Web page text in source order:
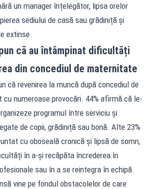
un manager înțelegător, lipsa orelor
sediului de casă sau grădiniță și
extinse.
că au întâmpinat dificultăți
din concediul de maternitate
că revenirea la muncă după concediul de
numeroase provocări. 44% afirmă că le-
programul între serviciu și
de copii, grădiniță sau bonă. Alte 23%
cu oboseală cronică și lipsă de somn,
în a-și recăpăta încrederea în
sau în a se reintegra în echipă.
vine pe fondul obstacolelor de care